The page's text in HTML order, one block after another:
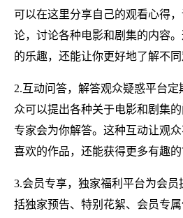
可以在这里分享自己的观看心得
论，讨论各种电影和剧集的内容
的乐趣，还能让你更好地了解不同
2.互动问答，解答观众疑惑平台
众可以提出各种关于电影和剧集
专家会为你解答。这种互动让观
喜欢的作品，还能获得更多有趣的
3.会员专享，独家福利平台为会
括独家预告、特别花絮、会员专